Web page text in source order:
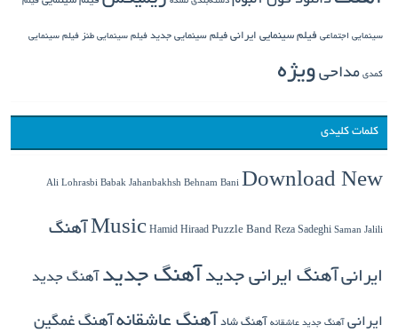
سینمایی اجتماعی فیلم سینمایی ایرانی فیلم سینمایی جدید فیلم سینمایی طنز فیلم سینمایی
کمدی مداحی ویژه
کلمات کلیدی
Ali Lohrasbi Babak Jahanbakhsh Behnam Bani Download New
Music Hamid Hiraad Puzzle Band Reza Sadeghi Saman Jalili آهنگ
ایرانی آهنگ ایرانی جدید آهنگ جدید آهنگ جدید
ایرانی آهنگ جدید عاشقانه آهنگ شاد آهنگ عاشقانه آهنگ غمگین